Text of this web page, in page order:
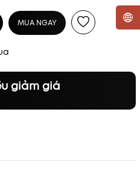
MUA NGAY
giảm giá